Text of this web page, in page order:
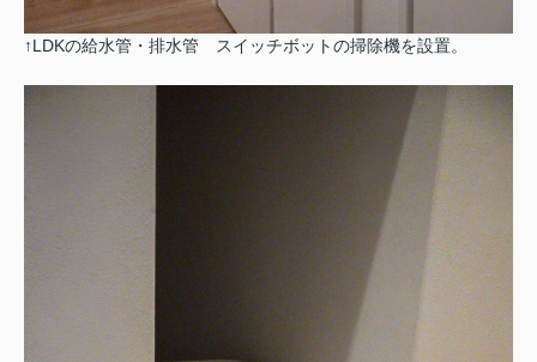
↑LDKの給水管・排水管 スイッチボットの掃除機を設置。